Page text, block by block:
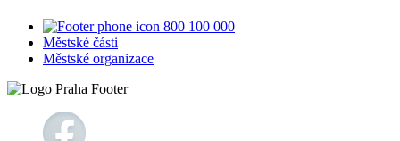
800 100 000
Městské části
Městské organizace